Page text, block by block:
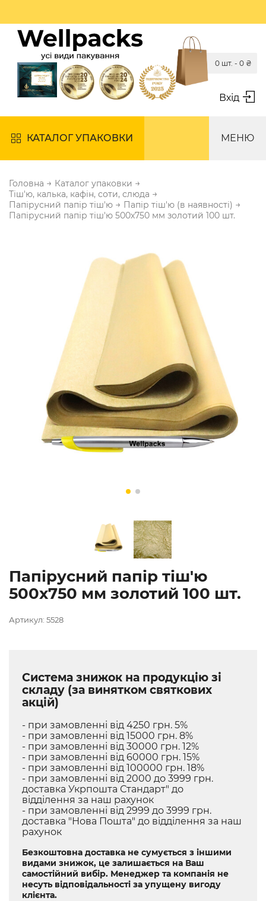
Вхід
0 шт. - 0 ₴
КАТАЛОГ УПАКОВКИ МЕНЮ
Головна → Каталог упаковки →
Тіш'ю, калька, кафін, соти, слюда →
Папірусний папір тіш'ю → Папір тіш'ю (в наявності) →
Папірусний папір тіш'ю 500х750 мм золотий 100 шт.
Папірусний папір тіш'ю
500х750 мм золотий 100 шт.
Артикул: 5528
Система знижок на продукцію зі
складу (за винятком святкових
акцій)
- при замовленні від 4250 грн. 5%
- при замовленні від 15000 грн. 8%
- при замовленні від 30000 грн. 12%
- при замовленні від 60000 грн. 15%
- при замовленні від 100000 грн. 18%
- при замовленні від 2000 до 3999 грн.
доставка Укрпошта Стандарт" до
відділення за наш рахунок
- при замовленні від 2999 до 3999 грн.
доставка "Нова Пошта" до відділення за наш
рахунок
Безкоштовна доставка не сумується з іншими
видами знижок, це залишається на Ваш
самостійний вибір. Менеджер та компанія не
несуть відповідальності за упущену вигоду
клієнта.